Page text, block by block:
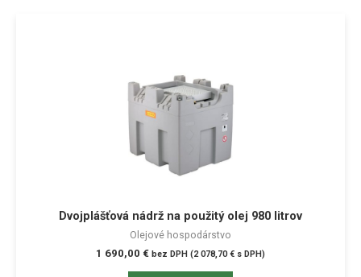
Dvojplášťová nádrž na použitý olej 980 litrov
Olejové hospodárstvo
1 690,00 € bez DPH (2 078,70€ s DPH)